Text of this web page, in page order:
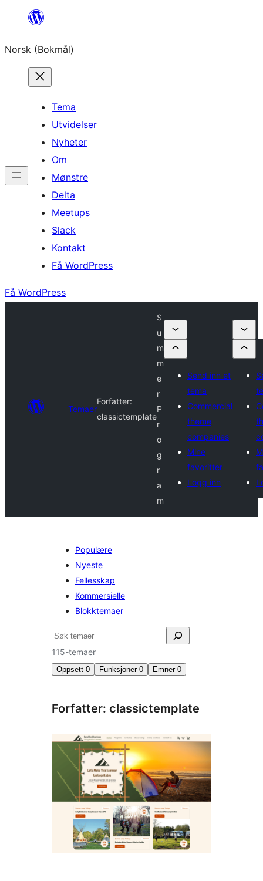
Hopp
innhold
Norsk (Bokmål)
Tema
Utvidelser
Nyheter
Om
Mønstre
Delta
Meetups
Slack
Kontakt
Få WordPress
Få WordPress
Temaer
Forfatter:
classictemplate
S
u
m
m
e
r
P
r
o
g
r
a
m
Send inn et
tema
Commercial
theme
companies
Mine
favoritter
Logg inn
Populære
Nyeste
Fellesskap
Kommersielle
Blokktemaer
Søk
115-temaer
Oppsett 0 Funksjoner 0 Emner 0
Forfatter: classictemplate